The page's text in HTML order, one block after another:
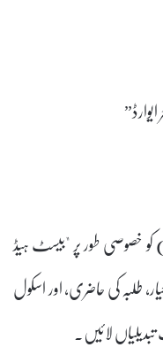
خصوصی طور پر "بیسٹ ہیڈ
طلبہ کی حاضری، اور اسکول
لائیں۔